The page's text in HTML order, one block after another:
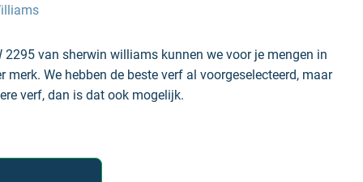
2295 van sherwin williams kunnen we voor je mengen in
merk. We hebben de beste verf al voorgeselecteerd, maar
verf, dan is dat ook mogelijk.